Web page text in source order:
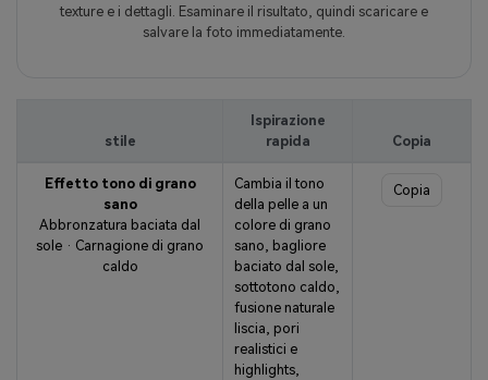
texture e i dettagli. Esaminare il risultato, quindi scaricare e
salvare la foto immediatamente.
stile
Ispirazione
rapida
Copia
Effetto tono di grano
sano
Abbronzatura baciata dal
sole · Carnagione di grano
caldo
Cambia il tono
della pelle a un
colore di grano
sano, bagliore
baciato dal sole,
sottotono caldo,
fusione naturale
liscia, pori
realistici e
highlights,
Copia